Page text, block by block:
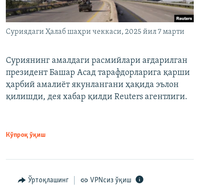
Суриядаги Ҳалаб шаҳри чеккаси, 2025 йил 7 марти
Суриянинг амалдаги расмийлари ағдарилган
президент Башар Асад тарафдорларига қарши
ҳарбий амалиёт якунлангани ҳақида эълон
қилишди, дея хабар қилди Reuters агентлиги.
Кўпроқ ўқиш
Ўртоқлашинг VPNсиз ўқиш